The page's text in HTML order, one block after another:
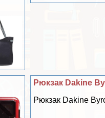
Рюкзак Dakine
Рюкзак Dakine